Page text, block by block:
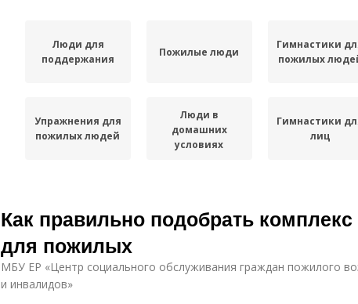
Люди для
поддержания
Пожилые люди
Гимнастики
пожилых
Упражнения для
пожилых людей
Люди в
домашних
условиях
Гимнастики
лиц
гимнастика
укрепления
Как правильно подобрать комплекс
для пожилых
МБУ ЕР «Центр социального обслуживания граждан пожилого
и инвалидов»